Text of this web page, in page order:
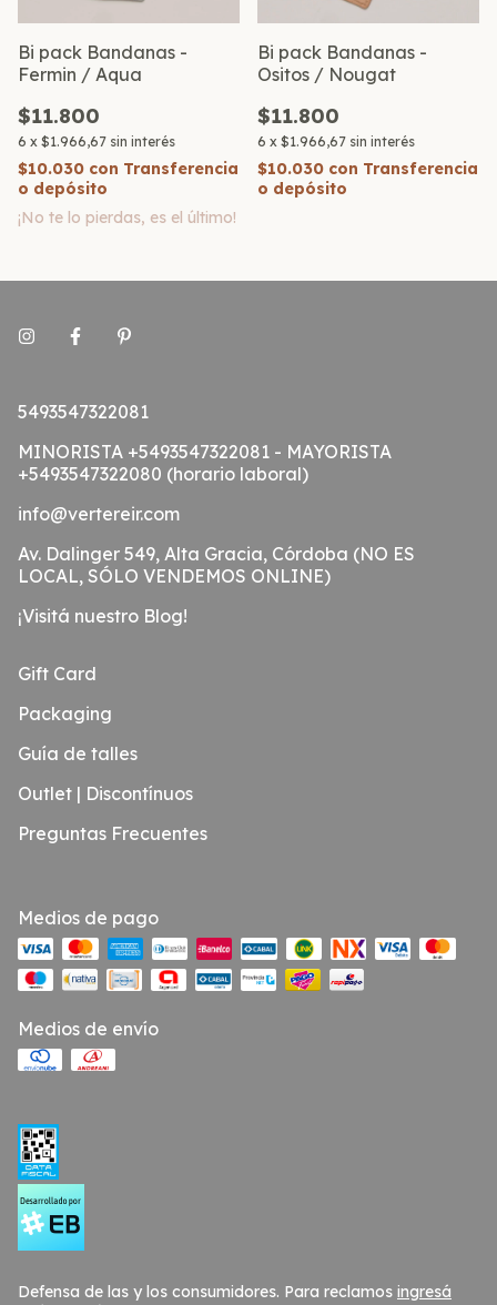
Bi pack Bandanas -
Fermin / Aqua
$11.800
6 x $1.966,67 sin interés
$10.030 con Transferencia
o depósito
¡No te lo pierdas, es el último!
Bi pack Bandanas -
Ositos / Nougat
$11.800
6 x $1.966,67 sin interés
$10.030 con Transferencia
o depósito
5493547322081
MINORISTA +5493547322081 - MAYORISTA
+5493547322080 (horario laboral)
info@vertereir.com
Av. Dalinger 549, Alta Gracia, Córdoba (NO ES
LOCAL, SÓLO VENDEMOS ONLINE)
¡Visitá nuestro Blog!
Gift Card
Packaging
Guía de talles
Outlet | Discontínuos
Preguntas Frecuentes
Medios de pago
Medios de envío
Defensa de las y los consumidores. Para reclamos ingresá